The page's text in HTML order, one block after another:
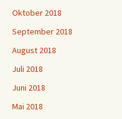
Oktober 2018
September 2018
August 2018
Juli 2018
Juni 2018
Mai 2018